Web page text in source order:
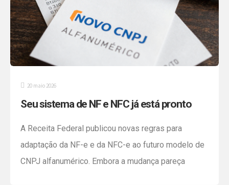
20 maio 2026
Seu sistema de NF e NFC já está pronto
A Receita Federal publicou novas regras para
adaptação da NF-e e da NFC-e ao futuro modelo de
CNPJ alfanumérico. Embora a mudança pareça